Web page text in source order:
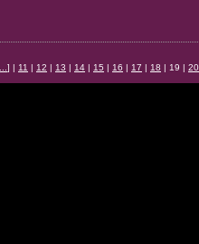
] | 11 | 12 | 13 | 14 | 15 | 16 | 17 | 18 | 19 | 20